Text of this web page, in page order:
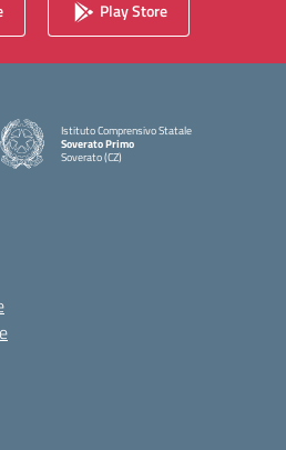
Play Store
Istituto Comprensivo Statale
Soverato Primo
Soverato (CZ)